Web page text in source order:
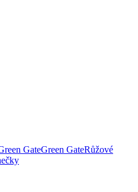
GateGreen GateRůžové